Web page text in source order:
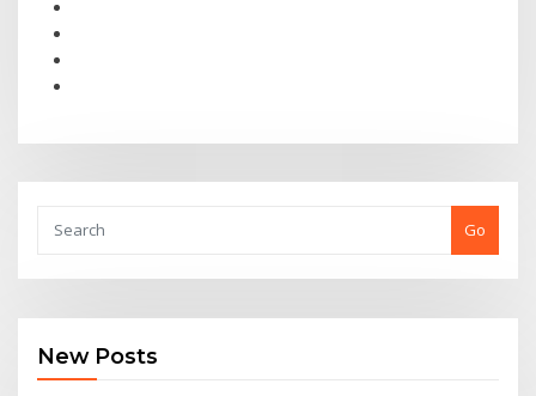
Go
New Posts